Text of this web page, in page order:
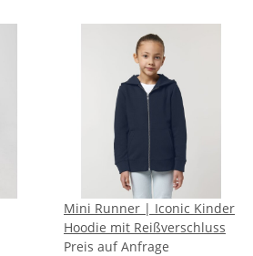
Mini Runner | Iconic Kinder
Hoodie mit Reißverschluss
Preis auf Anfrage